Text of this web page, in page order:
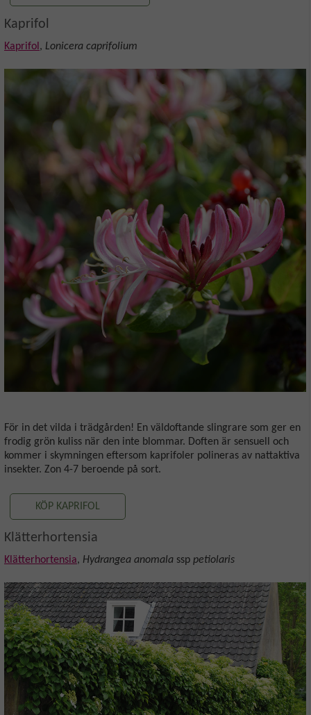
Kaprifol
Kaprifol, Lonicera caprifolium
För in det vilda i trädgården! En väldoftande slingrare som ger en
frodig grön kuliss när den inte blommar. Doften är sensuell och
kommer i skymningen eftersom kaprifoler polineras av nattaktiva
insekter. Zon 4-7 beroende på sort.
KÖP KAPRIFOL
Klätterhortensia
Klätterhortensia, Hydrangea anomala ssp petiolaris